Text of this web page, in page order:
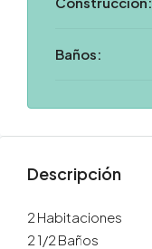
Baños:
Descripción
2 Habitaciones
2 1/2 Baños